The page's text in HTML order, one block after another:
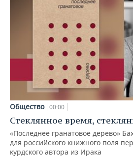
Общество 00:00
Стеклянное время,
«Последнее гранатовое дерево»
для российского книжного поля
курдского автора из Ирака